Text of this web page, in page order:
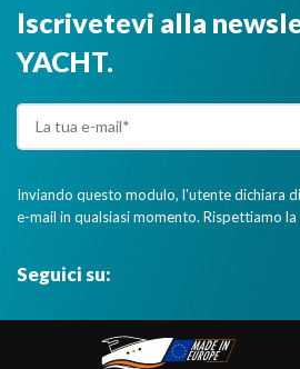
Iscrivetevi alla
YACHT.
Inviando questo modulo, l'utente dichiara
e-mail in qualsiasi momento. Rispettiamo
Seguici su: